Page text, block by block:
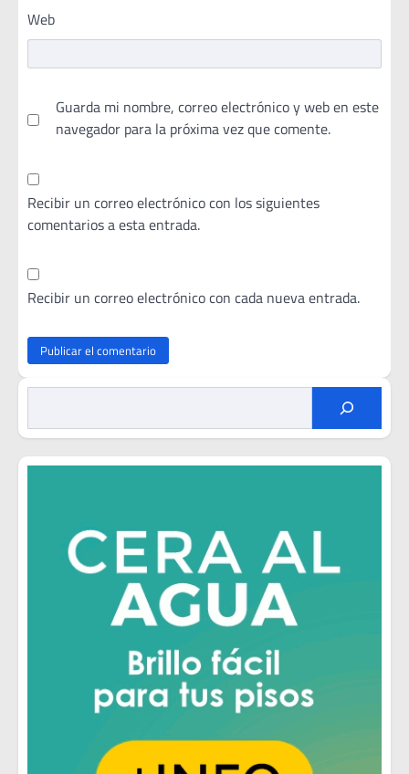
Web
Guarda mi nombre, correo electrónico y web en este
navegador para la próxima vez que comente.
Recibir un correo electrónico con los siguientes
comentarios a esta entrada.
Recibir un correo electrónico con cada nueva entrada.